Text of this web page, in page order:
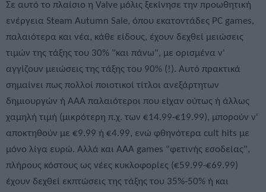
Σε αυτό το πλαίσιο η Valve μόλις ξεκίνησε την προωθητική
ενέργεια Steam Autumn Sale, όπου εκατοντάδες PC games,
παλαιότερα και νέα, κάθε είδους, έχουν δεχθεί μειώσεις
τιμών της τάξης του 30% "και πάνω", με ορισμένα ν'
αγγίζουν μειώσεις της τάξης του 90% (!). Αυτό πρακτικά
σημαίνει πως πολλοί ποιοτικοί τίτλοι ανεξάρτητων
δημιουργών ή ΑΑΑ παλαιότεροι που είχαν ούτως ή άλλως
χαμηλή τιμή (μικρότερη π.χ. των €14.99-€19.99), μπορούν ν'
αποκτηθούν με €9.99 ή €4.99, ενώ φθηνότερα cult hits με
μόνο λίγα ευρώ. Αλλά και AAA games "φετινής εσοδείας",
πλήρους κόστους ως νέες κυκλοφορίες (€59.99-€69.99)
έχουν δεχθεί εκπτώσεις της τάξης του 35%-50% ή και